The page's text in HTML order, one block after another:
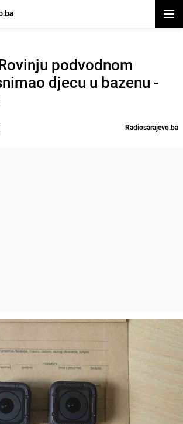
podvodnom
djecu u bazenu -
Radiosarajevo.ba